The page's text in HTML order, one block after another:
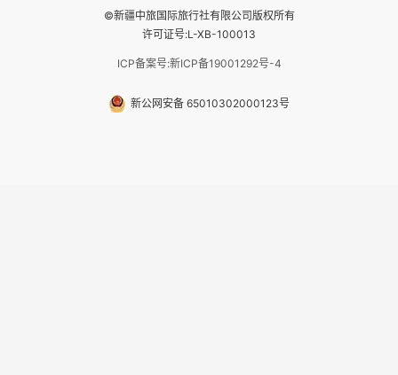
©新疆中旅国际旅行社有限公司版权所有
许可证号:L-XB-100013
ICP备案号:新ICP备19001292号-4
新公网安备 65010302000123号